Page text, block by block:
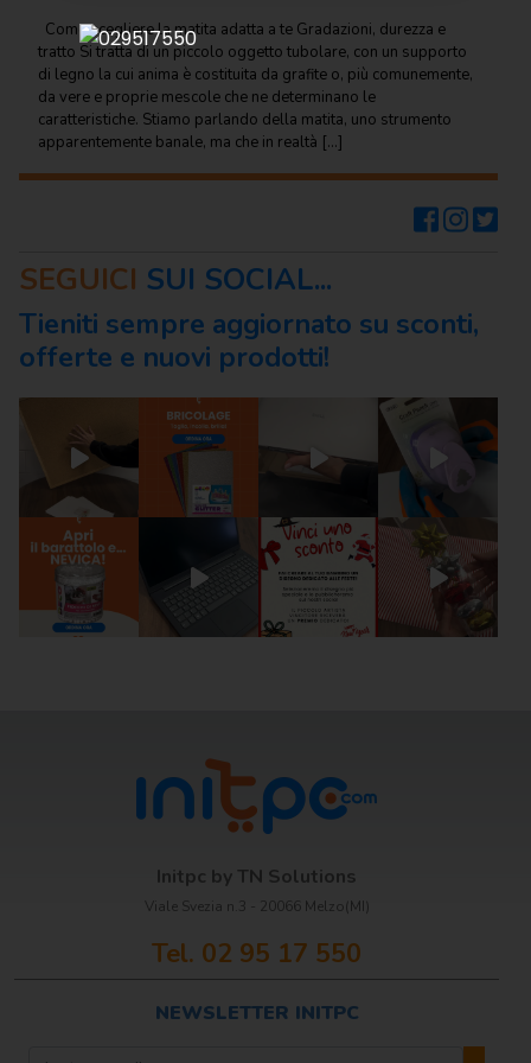
Regalo
Cancelleria
per ufficio
Carta
per
stampanti
Informatica
per
Prodotti
comunità
Scrittura e
correzione
Come scegliere la matita adatta a te Gradazioni, durezza e
tratto Si tratta di un piccolo oggetto tubolare, con un supporto
di legno la cui anima è costituita da grafite o, più comunemente,
da vere e proprie mescole che ne determinano le
caratteristiche. Stiamo parlando della matita, uno strumento
apparentemente banale, ma che in realtà […]
SEGUICI SUI SOCIAL...
Tieniti sempre aggiornato su sconti,
offerte e nuovi prodotti!
Initpc by TN Solutions
Viale Svezia n.3 - 20066 Melzo(MI)
Tel. 02 95 17 550
NEWSLETTER INITPC